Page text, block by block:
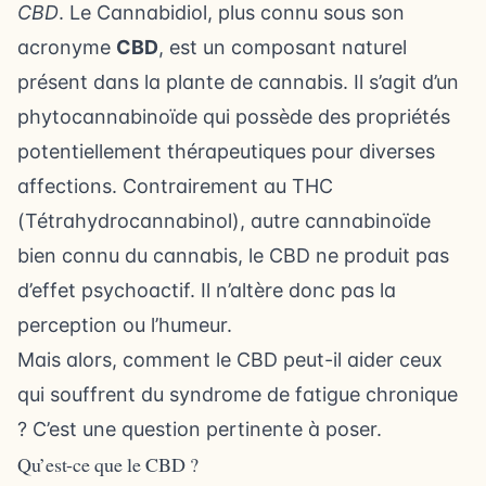
CBD. Le Cannabidiol, plus connu sous son
acronyme CBD, est un composant naturel
présent dans la plante de cannabis. Il s’agit d’un
phytocannabinoïde qui possède des propriétés
potentiellement thérapeutiques pour diverses
affections. Contrairement au THC
(Tétrahydrocannabinol), autre cannabinoïde
bien connu du cannabis, le CBD ne produit pas
d’effet psychoactif. Il n’altère donc pas la
perception ou l’humeur.
Mais alors, comment le CBD peut-il aider ceux
qui souffrent du syndrome de fatigue chronique
? C’est une question pertinente à poser.
Qu’est-ce que le CBD ?